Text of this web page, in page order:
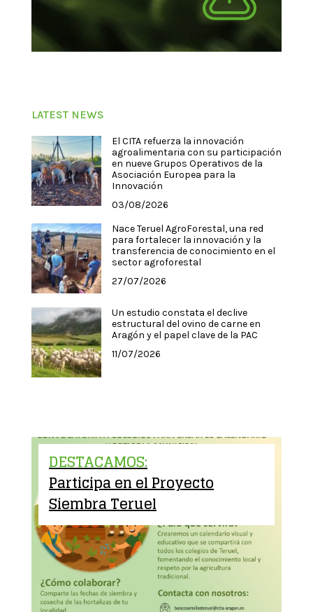
LATEST NEWS
El CITA refuerza la innovación
agroalimentaria con su participación
en nueve Grupos Operativos de la
Asociación Europea para la
Innovación
03/08/2026
Nace Teruel AgroForestal, una red
para fortalecer la innovación y la
transferencia de conocimiento en el
sector agroforestal
27/07/2026
Un estudio constata el declive
estructural del ovino de carne en
Aragón y el papel clave de la PAC
11/07/2026
DESTACAMOS:
Participa en el Proyecto
Siembra Teruel